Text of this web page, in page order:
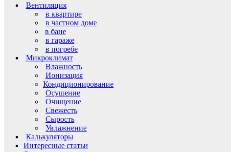
Вентиляция
в квартире
в частном доме
в бане
в гараже
в погребе
Микроклимат
Влажность
Ионизация
Кондиционирование
Осушение
Очищение
Свежесть
Сырость
Увлажнение
Калькуляторы
Интересные статьи